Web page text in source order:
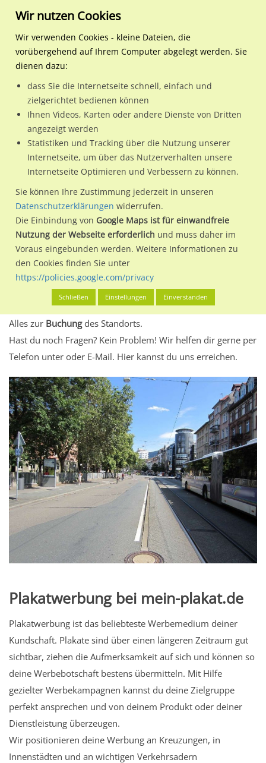
Regionale Plakatwerbung Baden-Württemberg
Heidelberg, Stadt
Bergheimer Str./
69115 / Heidelberg, Stadt / Bergheim
Nutze günstige Werbemöglichkeiten am Standort
Bergheimer Str./Fehrentzstr./We.li.im Ortsteil Bergheim)
Heidelberg, Stadt.
Wir erheben für jede unserer Werbeflächen individuelle und
aktuelleStandortinformationenundLeistungswerte. Damit
kannst du dich schon vor der Buchung im Detail über den
Standort, seine Reichweite und Werbewirkung sowie
eventuelle Beschränkungen in den zugelassenen
Werbeinhalten informieren.
Alles klar? Dann findest du direkt im unteren Teil dieser Seite
Alles zur Buchungdes Standorts.
Hast du noch Fragen? Kein Problem! Wir helfen dir gerne per
Telefon unter oder E-Mail. Hier kannst du uns erreichen.
Plakatwerbung bei mein-plakat.de
Plakatwerbung ist das beliebteste Werbemedium deiner
Kundschaft. Plakate sind über einen längeren Zeitraum gut
sichtbar, ziehen die Aufmerksamkeit auf sich und können so
deine Werbebotschaft bestens übermitteln. Mit Hilfe
gezielter Werbekampagnen kannst du deine Zielgruppe
perfekt ansprechen und von deinem Produkt oder deiner
Dienstleistung überzeugen.
Wir positionieren deine Werbung an Kreuzungen, in
Innenstädten und an wichtigen Verkehrsadern
Wir nutzen Cookies
Wir verwenden Cookies - kleine Dateien, die
vorübergehend auf Ihrem Computer abgelegt werden. Sie
dienen dazu:
dass Sie die Internetseite schnell, einfach und
zielgerichtet bedienen können
Ihnen Videos, Karten oder andere Dienste von Dritten
angezeigt werden
Statistiken und Tracking über die Nutzung unserer
Internetseite, um über das Nutzerverhalten unsere
Internetseite Optimieren und Verbessern zu können.
Sie können Ihre Zustimmung jederzeit in unseren
Datenschutzerklärungen widerrufen.
Die Einbindung von Google Maps ist für einwandfreie
Nutzung der Webseite erforderlich und muss daher im
Voraus eingebunden werden. Weitere Informationen zu
den Cookies finden Sie unter
https://policies.google.com/privacy
Schließen Einstellungen Einverstanden